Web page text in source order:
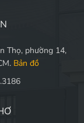
Thọ, phường 14,
Bản đồ